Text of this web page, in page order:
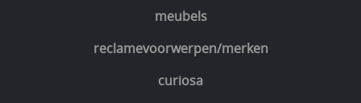
meubels
reclamevoorwerpen/merken
curiosa